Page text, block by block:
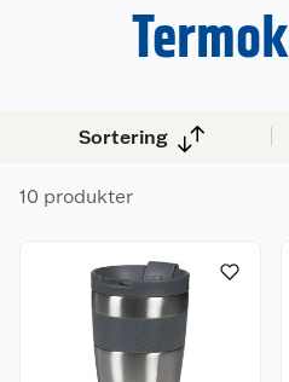
Sortering
10 produkter